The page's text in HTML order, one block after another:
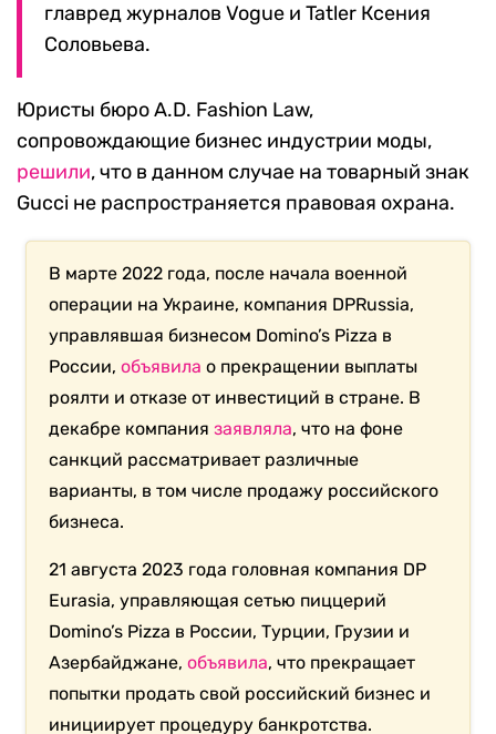
главред журналов Vogue и Tatler Ксения
Соловьева.
Юристы бюро A.D. Fashion Law,
сопровождающие бизнес индустрии моды,
решили, что в данном случае на товарный знак
Gucci не распространяется правовая охрана.
В марте 2022 года, после начала военной
операции на Украине, компания DPRussia,
управлявшая бизнесом Domino’s Pizza в
России,объявила о прекращении выплаты
роялти и отказе от инвестиций в стране. В
декабре компаниязаявляла, что на фоне
санкций рассматривает различные
варианты, в том числе продажу российского
бизнеса.
21 августа 2023 года головная компания DP
Eurasia, управляющая сетью пиццерий
Domino’s Pizza в России, Турции, Грузии и
Азербайджане,объявила, что прекращает
попытки продать свой российский бизнес и
инициирует процедуру банкротства.